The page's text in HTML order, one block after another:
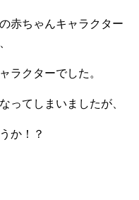
赤ちゃんキャラクター
ラクターでした。
ってしまいましたが、
か！？